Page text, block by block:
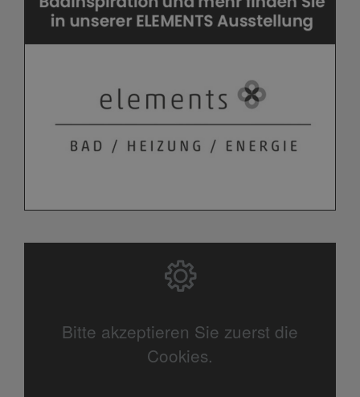
Bitte akzeptieren Sie zuerst die
Cookies.